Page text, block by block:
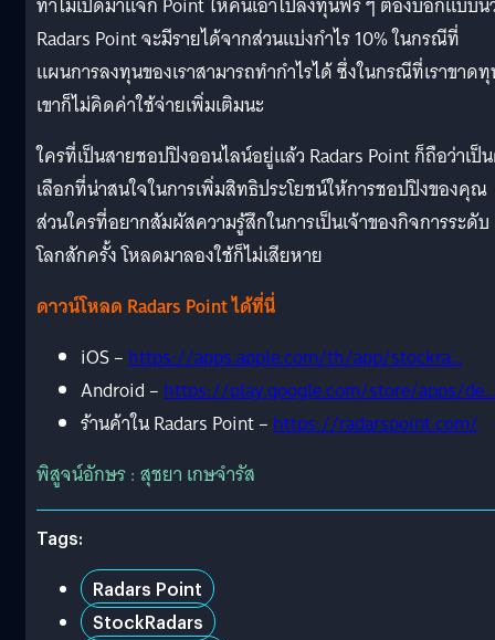
Radars Point จะมีรายได้จากส่วนแบ่งกำไร 10% ในกรณีที่
แผนการลงทุนของเราสามารถทำกำไรได้ ซึ่งในกรณีที่เราขาด
เขาก็ไม่คิดค่าใช้จ่ายเพิ่มเติมนะ
ใครที่เป็นสายชอปปิงออนไลน์อยู่แล้ว Radars Point ก็ถือว่าเป็
เลือกที่น่าสนใจในการเพิ่มสิทธิประโยชน์ให้การชอปปิงของคุณ
ส่วนใครที่อยากสัมผัสความรู้สึกในการเป็นเจ้าของกิจการระดับ
โลกสักครั้ง โหลดมาลองใช้ก็ไม่เสียหาย
ดาวน์โหลด Radars Point ได้ที่นี่
iOS –https://apps.apple.com/th/app/stockra…
Android –https://play.google.com/store/apps/de…
ร้านค้าใน Radars Point –https://radarspoint.com/
พิสูจน์อักษร : สุชยา เกษจำรัส
Tags:
Radars Point
StockRadars